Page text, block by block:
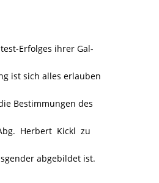
Erfolges ihrer Gal-
ist sich alles erlauben
Bestimmungen des
Herbert Kickl zu
abgebildet ist.